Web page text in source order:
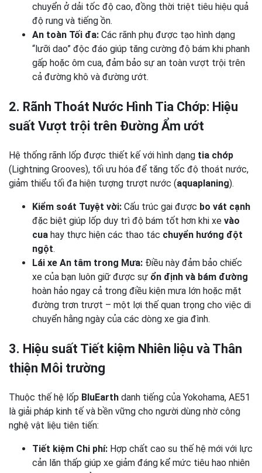
chuyển ở dải tốc độ cao, đồng thời triệt tiêu hiệu quả
độ rung và tiếng ồn.
An toàn Tối đa: Các rãnh phụ được tạo hình dạng
“lưỡi dao” độc đáo giúp tăng cường độ bám khi phanh
gấp hoặc ôm cua, đảm bảo sự an toàn vượt trội trên
cả đường khô và đường ướt.
2. Rãnh Thoát Nước Hình Tia Chớp: Hiệu
suất Vượt trội trên Đường Ẩm ướt
Hệ thống rãnh lốp được thiết kế với hình dạng tia chớp
(Lightning Grooves), tối ưu hóa để tăng tốc độ thoát nước,
giảm thiểu tối đa hiện tượng trượt nước (aquaplaning).
Kiểm soát Tuyệt vời: Cấu trúc gai được bo vát cạnh
đặc biệt giúp lốp duy trì độ bám tốt hơn khi xe vào
cua hay thực hiện các thao tác chuyển hướng đột
ngột.
Lái xe An tâm trong Mưa: Điều này đảm bảo chiếc
xe của bạn luôn giữ được sự ổn định và bám đường
hoàn hảo ngay cả trong điều kiện mưa lớn hoặc mặt
đường trơn trượt – một lợi thế quan trọng cho việc di
chuyển hằng ngày của các dòng xe gia đình.
3. Hiệu suất Tiết kiệm Nhiên liệu và Thân
thiện Môi trường
Thuộc thế hệ lốp BluEarth danh tiếng của Yokohama, AE51
là giải pháp kinh tế và bền vững cho người dùng nhờ công
nghệ vật liệu tiên tiến:
Tiết kiệm Chi phí: Hợp chất cao su thế hệ mới với lực
cản lăn thấp giúp xe giảm đáng kể mức tiêu hao nhiên